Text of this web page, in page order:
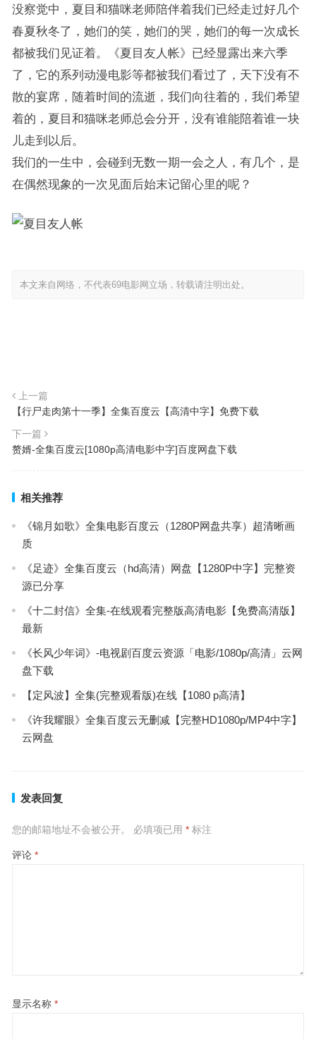
没察觉中，夏目和猫咪老师陪伴着我们已经走过好几个
春夏秋冬了，她们的笑，她们的哭，她们的每一次成长
都被我们见证着。《夏目友人帐》已经显露出来六季
了，它的系列动漫电影等都被我们看过了，天下没有不
散的宴席，随着时间的流逝，我们向往着的，我们希望
着的，夏目和猫咪老师总会分开，没有谁能陪着谁一块
儿走到以后。
我们的一生中，会碰到无数一期一会之人，有几个，是
在偶然现象的一次见面后始末记留心里的呢？
本文来自网络，不代表69电影网立场，转载请注明出处。
上一篇
【行尸走肉第十一季】全集百度云【高清中字】免费下载
下一篇
赘婿-全集百度云[1080p高清电影中字]百度网盘下载
相关推荐
《锦月如歌》全集电影百度云（1280P网盘共享）超清晰画
质
《足迹》全集百度云（hd高清）网盘【1280P中字】完整资
源已分享
《十二封信》全集-在线观看完整版高清电影【免费高清版】
最新
《长风少年词》-电视剧百度云资源「电影/1080p/高清」云网
盘下载
【定风波】全集(完整观看版)在线【1080 p高清】
《许我耀眼》全集百度云无删减【完整HD1080p/MP4中字】
云网盘
发表回复
您的邮箱地址不会被公开。 必填项已用 *标注
评论 *
显示名称 *